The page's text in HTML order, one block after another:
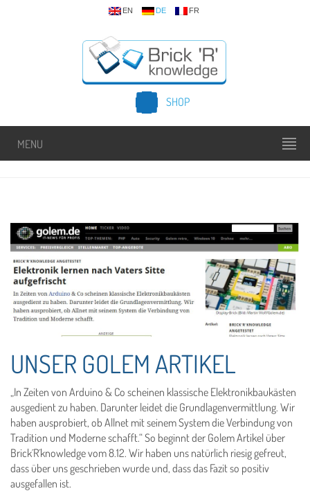
EN DE FR
SHOP
MENU
UNSER GOLEM ARTIKEL
„In Zeiten von Arduino & Co scheinen klassische Elektronikbaukästen
ausgedient zu haben. Darunter leidet die Grundlagenvermittlung. Wir
haben ausprobiert, ob Allnet mit seinem System die Verbindung von
Tradition und Moderne schafft.“ So beginnt der Golem Artikel über
Brick´R´knowledge vom 8.12. Wir haben uns natürlich riesig gefreut,
dass über uns geschrieben wurde und, dass das Fazit so positiv
ausgefallen ist.